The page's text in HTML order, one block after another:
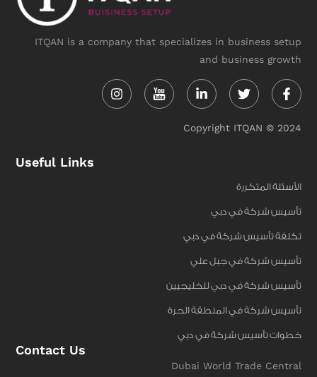
ITQAN is a company that specializes in business setup
and business growth
in f
Copyright ITQAN © 2024
Useful Links
الأسئلة المتكررة
تأسيس شركة في دبي
تكلفة تأسيس شركة في دبي
تأسيس شركة في جبل علي
تأسيس شركة في دبي للخليجيين
تأسيس شركة في المنطقة الحرة
خطوات تأسيس شركة في دبي
Contact Us
Dubai World Trade Central